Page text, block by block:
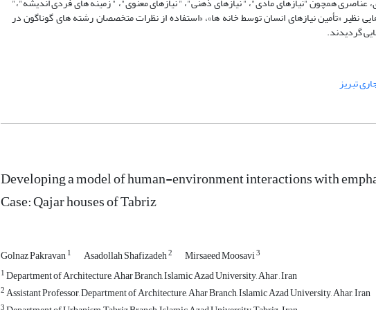
نظیر «تأمین نیازهای انسان توسط خانه ‏ها»، «استفاده از نظرات متخصصان رشته ‏های گوناگون در
گردیدند.
تبریز
Developing a model of human-environment interactions with
Case: Qajar houses of Tabriz
Golnaz Pakravan1 Asadollah Shafizadeh2 Mirsaeed Moosavi3
1Department of Architecture, Ahar Branch, Islamic Azad University, Ahar , Iran
2Assistant Professor, Department of Architecture, Ahar Branch, Islamic Azad University, Ahar, Iran